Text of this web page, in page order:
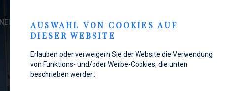
Tanken Sie Ihr Boot in
Hier finden Sie Teile,
Dayboat & Ribs
NEUIGKEITEN Liegeplätze DE
AUSWAHL VON COOKIES AUF
DIESER WEBSITE
Erlauben oder verweigern Sie der Website die Verwendung
von Funktions- und/oder Werbe-Cookies, die unten
beschrieben werden: